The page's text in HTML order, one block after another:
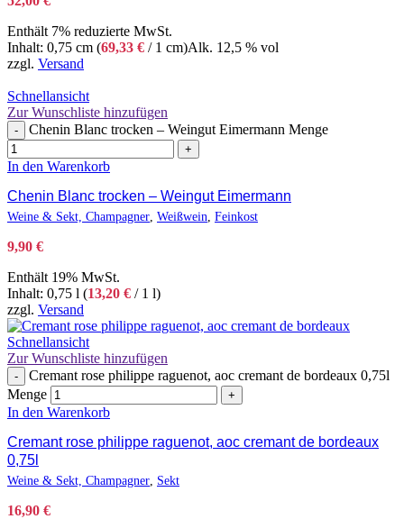
Enthält 7% reduzierte MwSt.
Inhalt: 0,75 cm (69,33 € / 1 cm)Alk. 12,5 % vol
zzgl. Versand
Schnellansicht
Zur Wunschliste hinzufügen
- Chenin Blanc trocken – Weingut Eimermann Menge
+
In den Warenkorb
Chenin Blanc trocken – Weingut Eimermann
Weine & Sekt, Champagner Weißwein Feinkost
9,90 €
Enthält 19% MwSt.
Inhalt: 0,75 l (13,20 € / 1 l)
zzgl. Versand
Schnellansicht
Zur Wunschliste hinzufügen
-
Cremant rose philippe raguenot, aoc cremant de bordeaux 0,75l
Menge
+
In den Warenkorb
Cremant rose philippe raguenot, aoc cremant de bordeaux
0,75l
Weine & Sekt, Champagner Sekt
16,90 €